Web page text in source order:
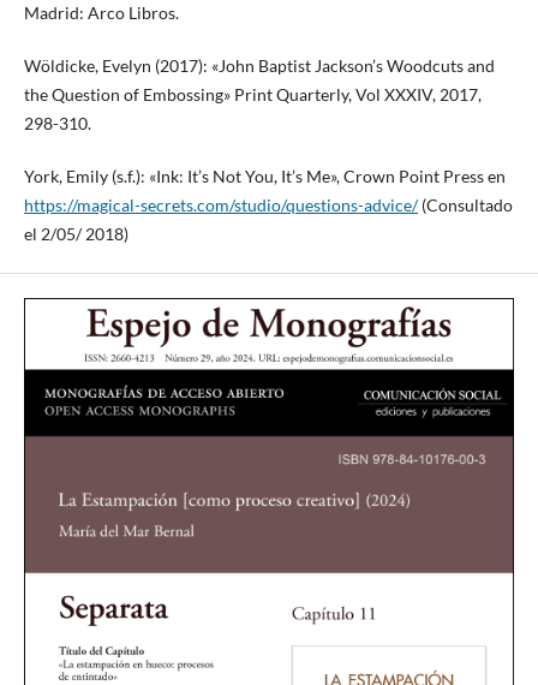
Madrid: Arco Libros.
Wöldicke, Evelyn (2017): «John Baptist Jackson’s Woodcuts and
the Question of Embossing» Print Quarterly, Vol XXXIV, 2017,
298-310.
York, Emily (s.f.): «Ink: It’s Not You, It’s Me», Crown Point Press en
https://magical-secrets.com/studio/questions-advice/(Consultado
el 2/05/ 2018)